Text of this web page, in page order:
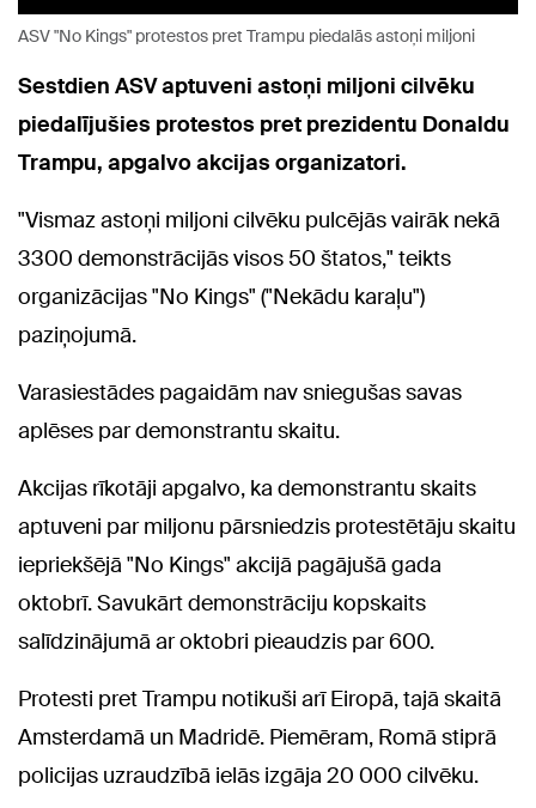
ASV "No Kings" protestos pret Trampu piedalās astoņi miljoni
Sestdien ASV aptuveni astoņi miljoni cilvēku
piedalījušies protestos pret prezidentu Donaldu
Trampu, apgalvo akcijas organizatori.
"Vismaz astoņi miljoni cilvēku pulcējās vairāk nekā
3300 demonstrācijās visos 50 štatos," teikts
organizācijas "No Kings" ("Nekādu karaļu")
paziņojumā.
Varasiestādes pagaidām nav sniegušas savas
aplēses par demonstrantu skaitu.
Akcijas rīkotāji apgalvo, ka demonstrantu skaits
aptuveni par miljonu pārsniedzis protestētāju skaitu
iepriekšējā "No Kings" akcijā pagājušā gada
oktobrī. Savukārt demonstrāciju kopskaits
salīdzinājumā ar oktobri pieaudzis par 600.
Protesti pret Trampu notikuši arī Eiropā, tajā skaitā
Amsterdamā un Madridē. Piemēram, Romā stiprā
policijas uzraudzībā ielās izgāja 20 000 cilvēku.